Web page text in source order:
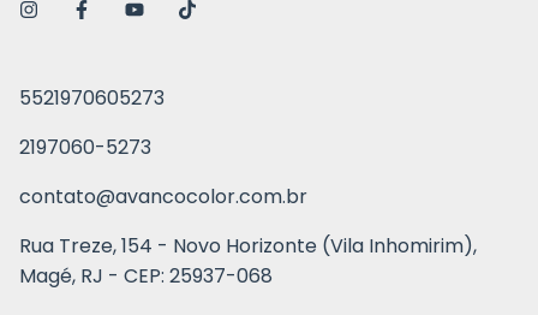
5521970605273
2197060-5273
contato@avancocolor.com.br
Rua Treze, 154 - Novo Horizonte (Vila Inhomirim),
Magé, RJ - CEP: 25937-068